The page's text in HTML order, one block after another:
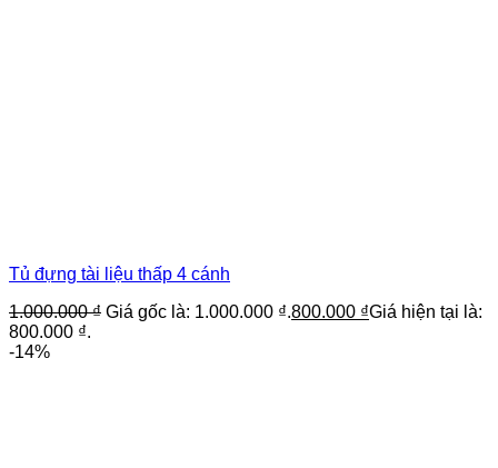
Tủ đựng tài liệu thấp 4 cánh
1.000.000₫ Giá gốc là: 1.000.000 ₫.800.000 ₫Giá hiện tại là:
800.000 ₫.
-14%